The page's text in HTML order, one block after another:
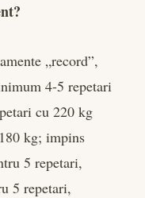
„record”,
4-5 repetari
cu 220 kg
kg; impins
5 repetari,
5 repetari,